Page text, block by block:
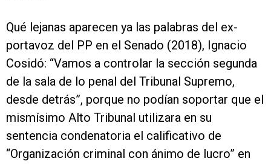
Qué lejanas aparecen ya las palabras del ex-
portavoz del PP en el Senado (2018), Ignacio
Cosidó: “Vamos a controlar la sección segunda
de la sala de lo penal del Tribunal Supremo,
desde detrás”, porque no podían soportar que el
mismísimo Alto Tribunal utilizara en su
sentencia condenatoria el calificativo de
“Organización criminal con ánimo de lucro” en